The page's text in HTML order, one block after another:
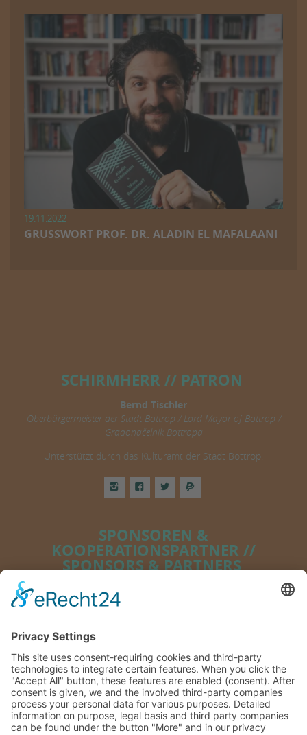
19.11.2022
GRUSSWORT PROF. DR. ALADIN EL MAFALAANI
SCHIRMHERR // PATRON
Bernd Tischler
Oberbürgermeister der Stadt Bottrop / Lord Mayor of Bottrop /
Gradonačelnik Bottropa
Unterstützt durch das Kulturamt der Stadt Bottrop.
SPONSOREN &
KOOPERATIONSPARTNER //
SPONSORS & PARTNERS
Gefördert aus Mitteln des Landes Nordrhein-
Westfalen